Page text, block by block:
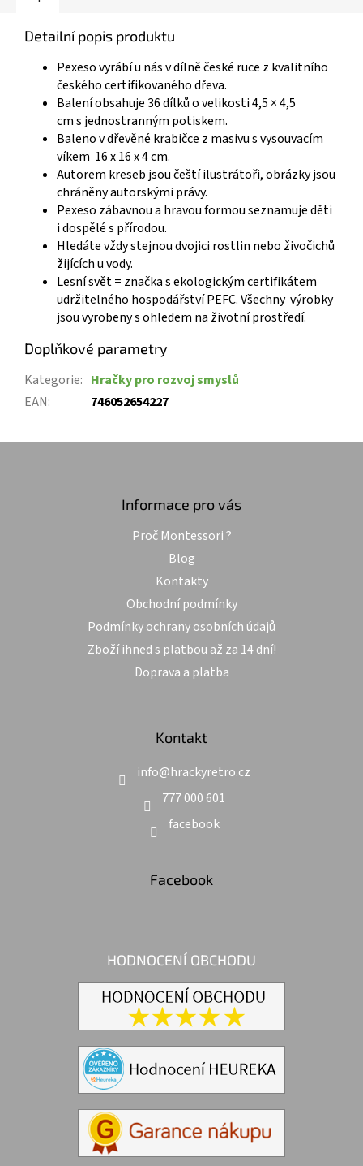
Detailní popis produktu
Pexeso vyrábí u nás v dílně české ruce z kvalitního
českého certifikovaného dřeva.
Balení obsahuje 36 dílků o velikosti 4,5 × 4,5
cm s jednostranným potiskem.
Baleno v dřevěné krabičce z masivu s vysouvacím
víkem 16 x 16 x 4 cm.
Autorem kreseb jsou čeští ilustrátoři, obrázky jsou
chráněny autorskými právy.
Pexeso zábavnou a hravou formou seznamuje děti
i dospělé s přírodou.
Hledáte vždy stejnou dvojici rostlin nebo živočichů
žijících u vody.
Lesní svět = značka s ekologickým certifikátem
udržitelného hospodářství PEFC. Všechny výrobky
jsou vyrobeny s ohledem na životní prostředí.
Doplňkové parametry
Kategorie: Hračky pro rozvoj smyslů
EAN: 746052654227
Z
Informace pro vás
Proč Montessori ?
Blog
Kontakty
Obchodní podmínky
Podmínky ochrany osobních údajů
Zboží ihned s platbou až za 14 dní!
Doprava a platba
Kontakt
info@hrackyretro.cz
777 000 601
facebook
Facebook
HODNOCENÍ OBCHODU